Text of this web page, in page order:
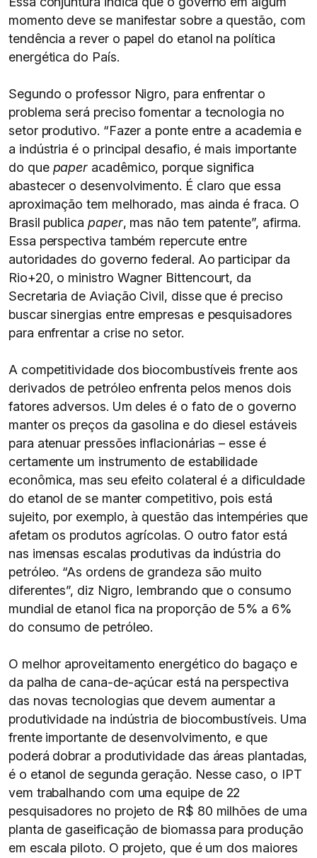
momento deve se manifestar sobre a questão, com
tendência a rever o papel do etanol na política
energética do País.
Segundo o professor Nigro, para enfrentar o
problema será preciso fomentar a tecnologia no
setor produtivo. “Fazer a ponte entre a academia e
a indústria é o principal desafio, é mais importante
do que paper acadêmico, porque significa
abastecer o desenvolvimento. É claro que essa
aproximação tem melhorado, mas ainda é fraca. O
Brasil publica paper, mas não tem patente”, afirma.
Essa perspectiva também repercute entre
autoridades do governo federal. Ao participar da
Rio+20, o ministro Wagner Bittencourt, da
Secretaria de Aviação Civil, disse que é preciso
buscar sinergias entre empresas e pesquisadores
para enfrentar a crise no setor.
A competitividade dos biocombustíveis frente aos
derivados de petróleo enfrenta pelos menos dois
fatores adversos. Um deles é o fato de o governo
manter os preços da gasolina e do diesel estáveis
para atenuar pressões inflacionárias – esse é
certamente um instrumento de estabilidade
econômica, mas seu efeito colateral é a dificuldade
do etanol de se manter competitivo, pois está
sujeito, por exemplo, à questão das intempéries que
afetam os produtos agrícolas. O outro fator está
nas imensas escalas produtivas da indústria do
petróleo. “As ordens de grandeza são muito
diferentes”, diz Nigro, lembrando que o consumo
mundial de etanol fica na proporção de 5% a 6%
do consumo de petróleo.
O melhor aproveitamento energético do bagaço e
da palha de cana-de-açúcar está na perspectiva
das novas tecnologias que devem aumentar a
produtividade na indústria de biocombustíveis. Uma
frente importante de desenvolvimento, e que
poderá dobrar a produtividade das áreas plantadas,
é o etanol de segunda geração. Nesse caso, o IPT
vem trabalhando com uma equipe de 22
pesquisadores no projeto de R$ 80 milhões de uma
planta de gaseificação de biomassa para produção
em escala piloto. O projeto, que é um dos maiores